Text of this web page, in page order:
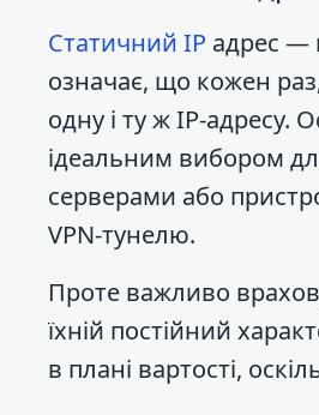
Статичний IP адрес —
означає, що кожен
одну і ту ж IP-адресу.
ідеальним вибором
серверами або
VPN-тунелю.
Проте важливо
їхній постійний
в плані вартості,